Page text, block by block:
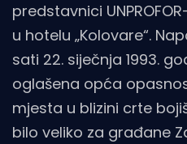
predstavnici
u hotelu „Kolovare“.
sati 22. siječnja 1993.
oglašena opća
mjesta u blizini crte
bilo veliko za građane